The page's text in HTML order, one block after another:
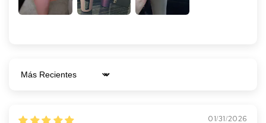
Sort by
01/31/2026